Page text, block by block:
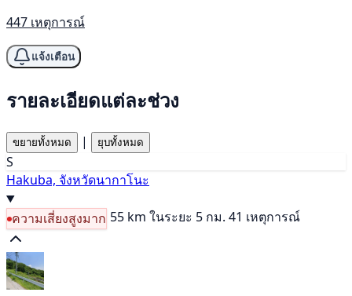
447 เหตุการณ์
แจ้งเตือน
รายละเอียดแต่ละช่วง
ขยายทั้งหมด | ยุบทั้งหมด
S
Hakuba, จังหวัดนากาโนะ
ความเสี่ยงสูงมาก 55 km ในระยะ 5 กม. 41 เหตุการณ์